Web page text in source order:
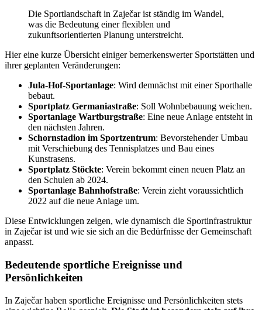
Die Sportlandschaft in Zaječar ist ständig im Wandel,
was die Bedeutung einer flexiblen und
zukunftsorientierten Planung unterstreicht.
Hier eine kurze Übersicht einiger bemerkenswerter Sportstätten und
ihrer geplanten Veränderungen:
Jula-Hof-Sportanlage: Wird demnächst mit einer Sporthalle
bebaut.
Sportplatz Germaniastraße: Soll Wohnbebauung weichen.
Sportanlage Wartburgstraße: Eine neue Anlage entsteht in
den nächsten Jahren.
Schornstadion im Sportzentrum: Bevorstehender Umbau
mit Verschiebung des Tennisplatzes und Bau eines
Kunstrasens.
Sportplatz Stöckte: Verein bekommt einen neuen Platz an
den Schulen ab 2024.
Sportanlage Bahnhofstraße: Verein zieht voraussichtlich
2022 auf die neue Anlage um.
Diese Entwicklungen zeigen, wie dynamisch die Sportinfrastruktur
in Zaječar ist und wie sie sich an die Bedürfnisse der Gemeinschaft
anpasst.
Bedeutende sportliche Ereignisse und
Persönlichkeiten
In Zaječar haben sportliche Ereignisse und Persönlichkeiten stets